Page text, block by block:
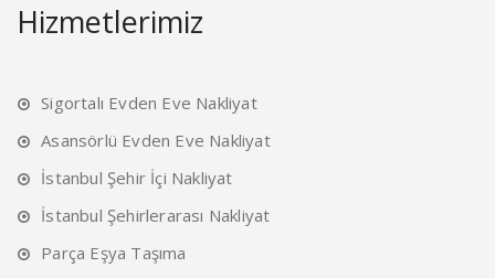
Hizmetlerimiz
Sigortalı Evden Eve Nakliyat
Asansörlü Evden Eve Nakliyat
İstanbul Şehir İçi Nakliyat
İstanbul Şehirlerarası Nakliyat
Parça Eşya Taşıma